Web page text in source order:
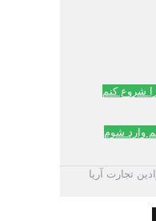
شروع کنم
وارد شوم
تجارت آریا